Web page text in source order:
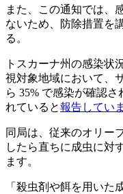
また、この通知では、
ないため、防除措置を
る。
トスカーナ州の感染状
視対象地域において、
ら 35% で感染が確認
れていると報告してい
同局は、従来のオリー
したら直ちに成虫に対
ます。
「殺虫剤や餌を用いた